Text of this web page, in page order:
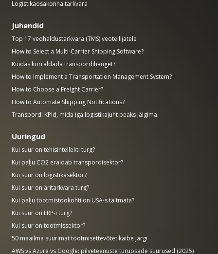
Logistikaosakonna tarkvara
Juhendid
Top 17 veohaldustarkvara (TMS) veotellijatele
How to Select a Multi-Carrier Shipping Software?
Kuidas korraldada transpordihanget?
How to Implement a Transportation Management System?
How to Choose a Freight Carrier?
How to Automate Shipping Notifications?
Transpordi KPId, mida iga logistikajuht peaks jälgima
Uuringud
Kui suur on tehisintellekti turg?
Kui palju CO2 eraldab transpordisektor?
Kui suur on logistikasektor?
Kui suur on äritarkvara turg?
Kui palju tootmistöökohti on USA-s täitmata?
Kui suur on ERP-i turg?
Kui suur on tootmissektor?
50 maailma suurimat tootmisettevõtet käibe järgi
AWS vs Azure vs Google: pilveteenuste turuosade suurused (2025)